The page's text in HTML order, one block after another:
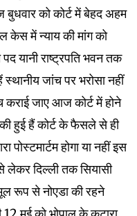
बुधवार को कोर्ट में बेहद अहम
केस में न्याय की मांग को
यानी राष्ट्रपति भवन तक
जांच पर भरोसा नहीं
कराई जाए आज कोर्ट में होने
हुई हैं कोर्ट के फैसले से ही
पोस्टमार्टम होगा या नहीं इस
लेकर दिल्ली तक सियासी
रूप से नोएडा की रहने